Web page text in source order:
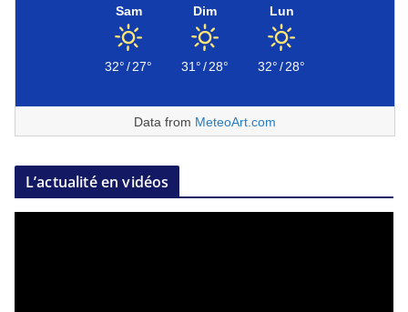
Sam
32°/27°
Dim
31°/28°
Lun
32°/28°
Data from MeteoArt.com
L’actualité en vidéos